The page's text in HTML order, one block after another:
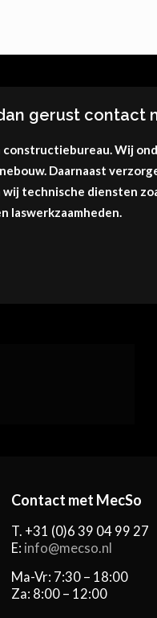
gerust contact
constructiebureau. Wij
Daarnaast
technische diensten
laswerkzaamheden.
Contact met MecSo
T. +31 (0)6 39 04 99 27
E: info@mecso.nl
Ma-Vr: 7:30 – 18:00
Za: 8:00 – 12:00